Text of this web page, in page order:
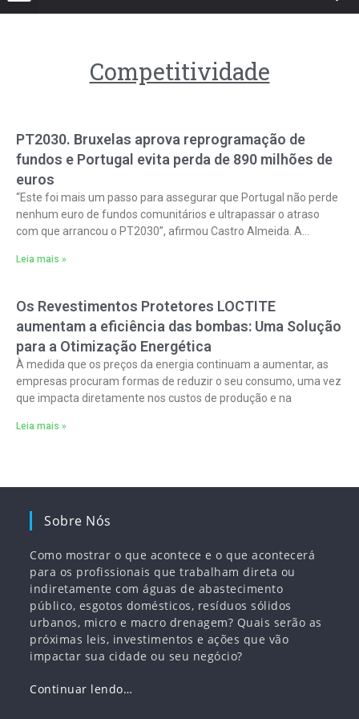
Competitividade
PT2030. Bruxelas aprova reprogramação de
fundos e Portugal evita perda de 890 milhões de
euros
“Este foi mais um passo para assegurar que Portugal não perde
nenhum euro de fundos comunitários e ultrapassar o atraso
com que arrancou o PT2030”, afirmou Castro Almeida. A
Leia mais »
Os Revestimentos Protetores LOCTITE
aumentam a eficiência das bombas: Uma Solução
para a Otimização Energética
À medida que os preços da energia continuam a aumentar, as
empresas procuram formas de reduzir o seu consumo, uma vez
que impacta diretamente nos custos de produção e na
Leia mais »
Sobre Nós
Como mostrar o que acontece e o que acontecerá
para os profissionais que trabalham direta ou
indiretamente com águas de abastecimento
público, esgotos domésticos, resíduos sólidos
urbanos, micro e macro drenagem? Quais serão as
próximas leis, investimentos e ações que vão
impactar sua cidade ou seu negócio?
Continuar lendo…